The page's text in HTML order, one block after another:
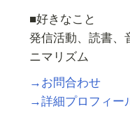
■好きなこと
発信活動、読書、
ニマリズム
→お問合わせ
→詳細プロフィー